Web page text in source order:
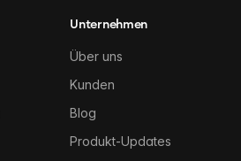
Unternehmen
Über uns
Kunden
Blog
Produkt-Updates